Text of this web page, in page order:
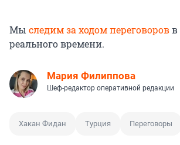
Мы следим за ходом переговоровв
реального времени.
Мария Филиппова
Шеф-редактор оперативной редакции
Хакан Фидан Турция Переговоры